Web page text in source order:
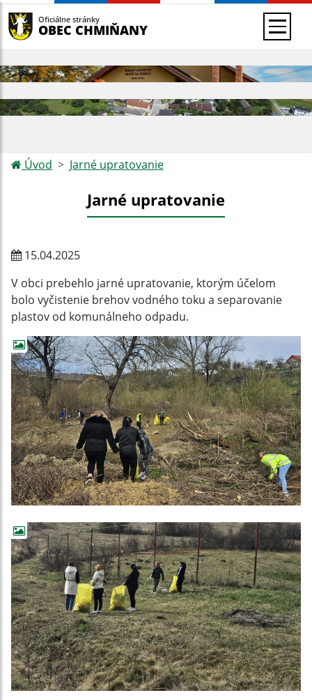
Oficiálne stránky
OBEC CHMIŇANY
Úvod Jarné upratovanie
Jarné upratovanie
15.04.2025
V obci prebehlo jarné upratovanie, ktorým účelom
bolo vyčistenie brehov vodného toku a separovanie
plastov od komunálneho odpadu.